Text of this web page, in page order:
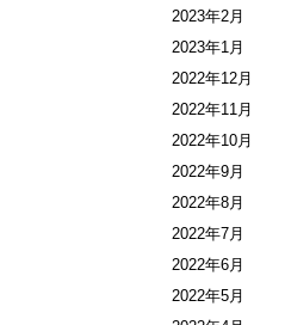
2023年2月
2023年1月
2022年12月
2022年11月
2022年10月
2022年9月
2022年8月
2022年7月
2022年6月
2022年5月